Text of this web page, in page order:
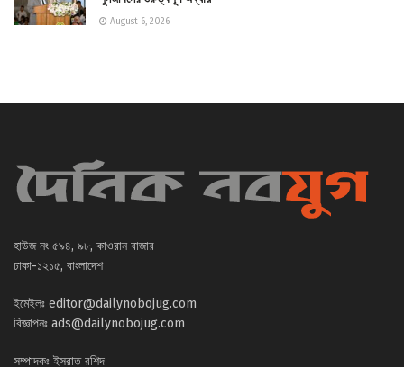
August 6, 2026
হাউজ নং ৫৯৪, ৯৮, কাওরান বাজার
ঢাকা-১২১৫, বাংলাদেশ
ইমেইলঃ editor@dailynobojug.com
বিজ্ঞাপনঃ ads@dailynobojug.com
সম্পাদকঃ ইসরাত রশিদ